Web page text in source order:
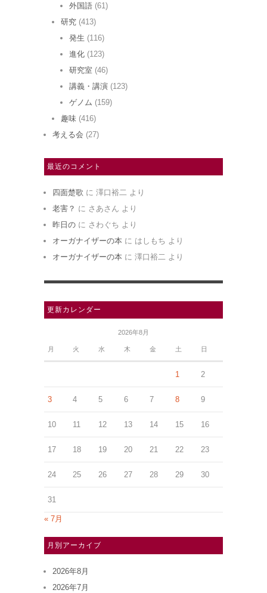
外国語 (61)
研究 (413)
発生 (116)
進化 (123)
研究室 (46)
講義・講演 (123)
ゲノム (159)
趣味 (416)
考える会 (27)
最近のコメント
四面楚歌 に 澤口裕二 より
老害？ に さあさん より
昨日の に さわぐち より
オーガナイザーの本 に はしもち より
オーガナイザーの本 に 澤口裕二 より
更新カレンダー
2026年8月
月 火 水 木 金 土 日
1 2
3 4 5 6 7 8 9
10 11 12 13 14 15 16
17 18 19 20 21 22 23
24 25 26 27 28 29 30
31
« 7月
月別アーカイブ
2026年8月
2026年7月